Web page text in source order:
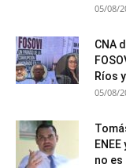
05/08/
CNA
Ríos
05/08/
no es